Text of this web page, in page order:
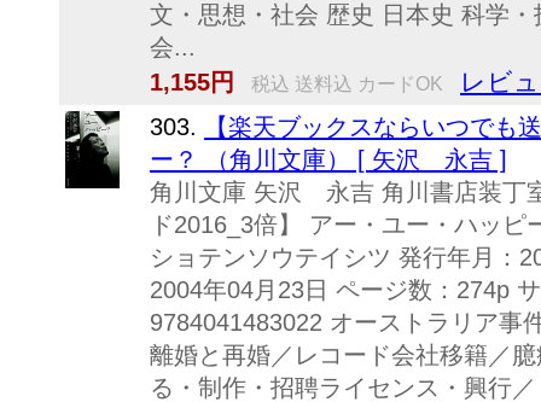
文・思想・社会 歴史 日本史 科学
会...
1,155円
税込 送料込 カードOK レビ
303.
【楽天ブックスならいつでも
ー？ （角川文庫） [ 矢沢 永吉 ]
角川文庫 矢沢 永吉 角川書店装丁
ド2016_3倍】 アー・ユー・ハッ
ショテンソウテイシツ 発行年月：
2004年04月23日 ページ数：274p
9784041483022 オーストラリア事
離婚と再婚／レコード会社移籍／
る・制作・招聘ライセンス・興行